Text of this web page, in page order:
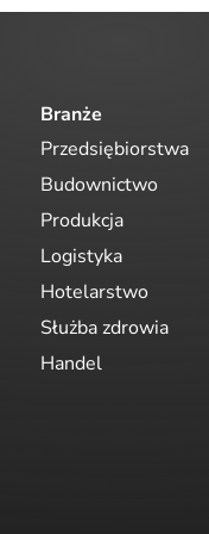
Branże
Przedsiębiorstwa
Budownictwo
Produkcja
Logistyka
Hotelarstwo
Służba zdrowia
Handel